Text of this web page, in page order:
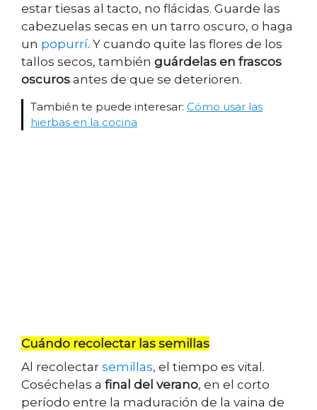
estar tiesas al tacto, no flácidas. Guarde las
cabezuelas secas en un tarro oscuro, o haga
un popurrí. Y cuando quite las flores de los
tallos secos, también guárdelas en frascos
oscuros antes de que se deterioren.
También te puede interesar: Cómo usar las
hierbas en la cocina
Cuándo recolectar las semillas
Al recolectar semillas, el tiempo es vital.
Coséchelas a final del verano, en el corto
período entre la maduración de la vaina de